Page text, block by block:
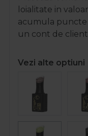
loialitate in
acumula puncte
un cont de
Vezi alte optiuni